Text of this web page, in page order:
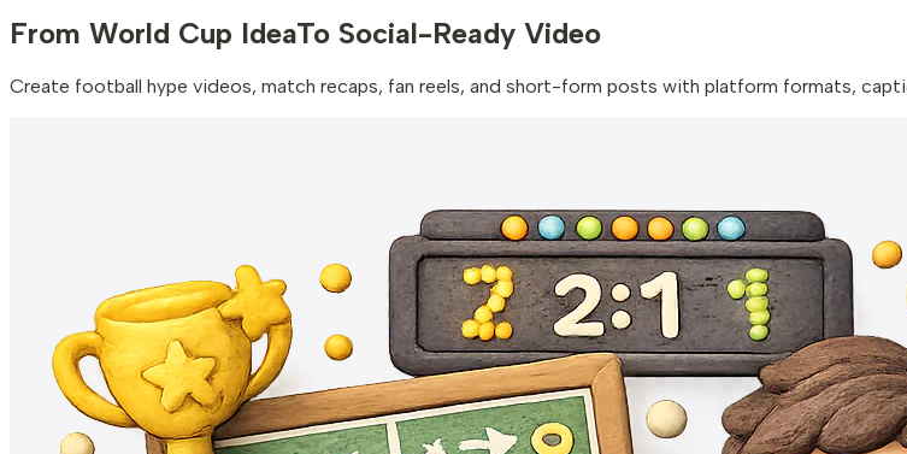
From World Cup IdeaTo Social-Ready Video
Create football hype videos, match recaps, fan reels, and short-form posts with platform formats,